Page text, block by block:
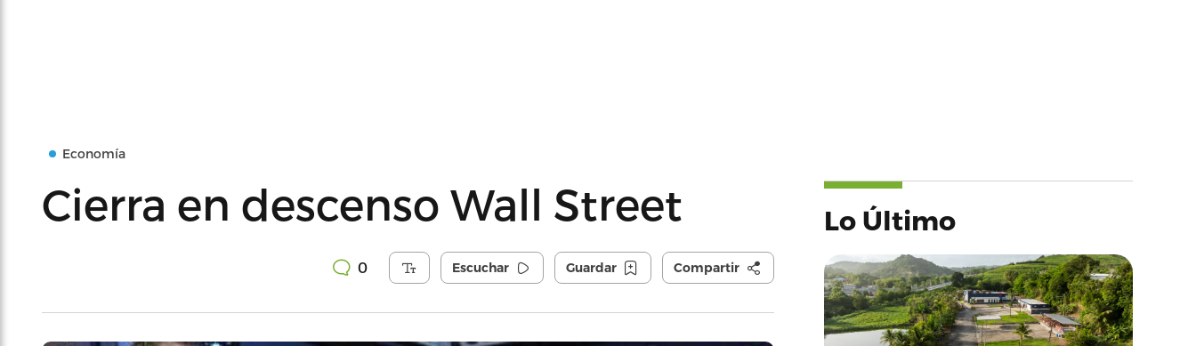
Economía
Cierra en descenso Wall Street
0 Escuchar Guardar Compartir
Lo Último